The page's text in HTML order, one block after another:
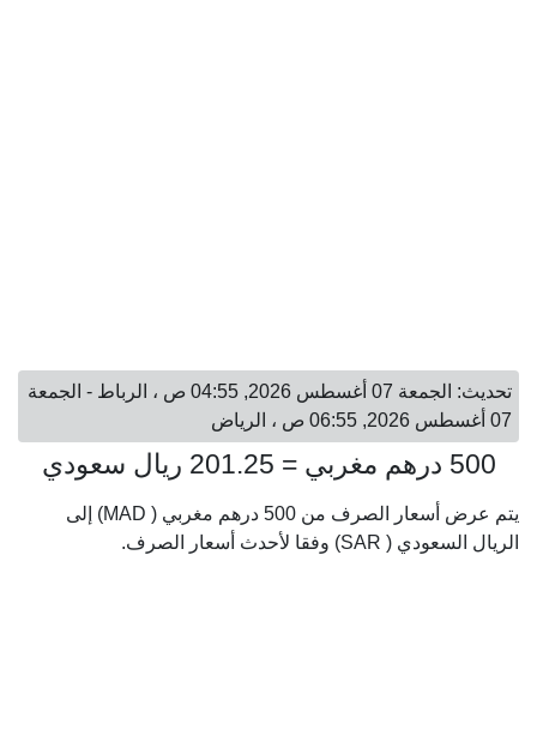
تحديث: الجمعة 07 أغسطس 2026, 04:55 ص ، الرباط - الجمعة
07 أغسطس 2026, 06:55 ص ، الرياض
500 درهم مغربي = 201.25 ريال سعودي
يتم عرض أسعار الصرف من 500 درهم مغربي ( MAD) إلى
الريال السعودي ( SAR) وفقا لأحدث أسعار الصرف.